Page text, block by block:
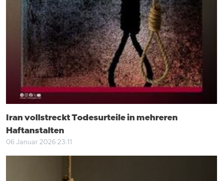
Iran vollstreckt Todesurteile in mehreren
Haftanstalten
06 Januar 2026 23:11